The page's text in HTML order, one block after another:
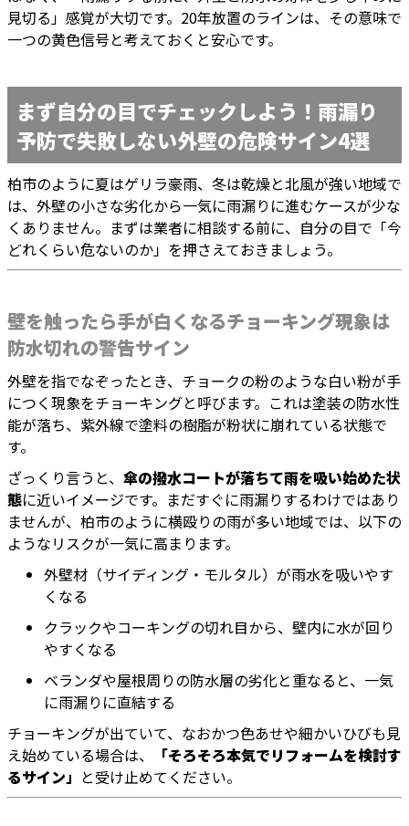
見切る」感覚が大切です。20年放置のラインは、その意味で
一つの黄色信号と考えておくと安心です。
まず自分の目でチェックしよう！雨漏り
予防で失敗しない外壁の危険サイン4選
柏市のように夏はゲリラ豪雨、冬は乾燥と北風が強い地域で
は、外壁の小さな劣化から一気に雨漏りに進むケースが少な
くありません。まずは業者に相談する前に、自分の目で「今
どれくらい危ないのか」を押さえておきましょう。
壁を触ったら手が白くなるチョーキング現象は
防水切れの警告サイン
外壁を指でなぞったとき、チョークの粉のような白い粉が手
につく現象をチョーキングと呼びます。これは塗装の防水性
能が落ち、紫外線で塗料の樹脂が粉状に崩れている状態で
す。
ざっくり言うと、 傘の撥水コートが落ちて雨を吸い始めた状
態に近いイメージです。まだすぐに雨漏りするわけではあり
ませんが、柏市のように横殴りの雨が多い地域では、以下の
ようなリスクが一気に高まります。
外壁材（サイディング・モルタル）が雨水を吸いやす
くなる
クラックやコーキングの切れ目から、壁内に水が回り
やすくなる
ベランダや屋根周りの防水層の劣化と重なると、一気
に雨漏りに直結する
チョーキングが出ていて、なおかつ色あせや細かいひびも見
え始めている場合は、
「そろそろ本気でリフォームを検討す
るサイン」 と受け止めてください。